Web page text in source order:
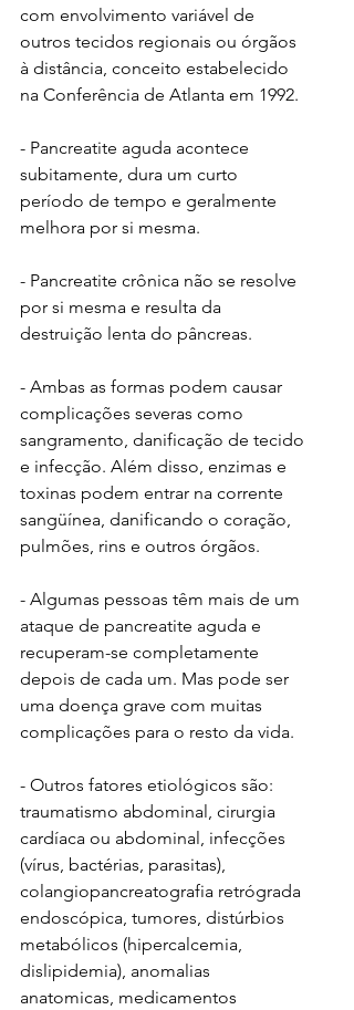
com envolvimento variável de
outros tecidos regionais ou órgãos
à distância, conceito estabelecido
na Conferência de Atlanta em 1992.
- Pancreatite aguda acontece
subitamente, dura um curto
período de tempo e geralmente
melhora por si mesma.
- Pancreatite crônica não se resolve
por si mesma e resulta da
destruição lenta do pâncreas.
- Ambas as formas podem causar
complicações severas como
sangramento, danificação de tecido
e infecção. Além disso, enzimas e
toxinas podem entrar na corrente
sangüínea, danificando o coração,
pulmões, rins e outros órgãos.
- Algumas pessoas têm mais de um
ataque de pancreatite aguda e
recuperam-se completamente
depois de cada um. Mas pode ser
uma doença grave com muitas
complicações para o resto da vida.
- Outros fatores etiológicos são:
traumatismo abdominal, cirurgia
cardíaca ou abdominal, infecções
(vírus, bactérias, parasitas),
colangiopancreatografia retrógrada
endoscópica, tumores, distúrbios
metabólicos (hipercalcemia,
dislipidemia), anomalias
anatomicas, medicamentos